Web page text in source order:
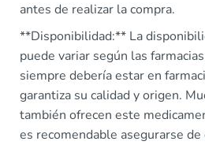
antes de realizar la compra.
**Disponibilidad:** La
puede variar según las
siempre debería estar en
garantiza su calidad y origen.
también ofrecen este
es recomendable asegurarse